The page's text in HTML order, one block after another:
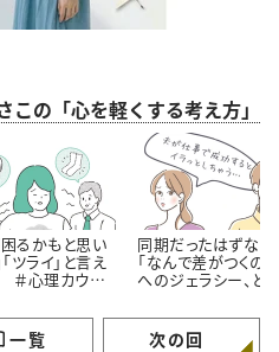
の「心を軽くする考え方」
るかもと思い
「ツライ」と言え
＃心理カウン
方
同期だったはずな
「なんで差がつくの？
へのジェラシー、ど
ラーうさこの心を軽
る考え方
一覧 次の回